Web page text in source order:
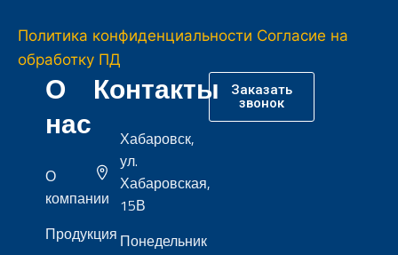
Политика конфиденциальности Согласие на
обработку ПД
О
нас
О
компании
Продукция
Контакты
Хабаровск,
ул.
Хабаровская,
15В
Понедельник
Заказать
звонок